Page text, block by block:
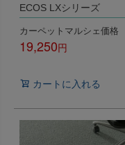
ECOS LXシリーズ
カーペットマルシェ価格
19,250
カートに入れる